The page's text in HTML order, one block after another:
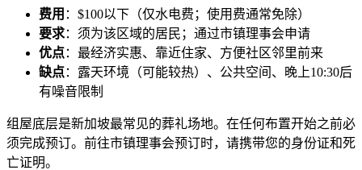
费用 ：$100以下（仅水电费；使用费通常免除）
要求：须为该区域的居民；通过市镇理事会申请
优点：最经济实惠、靠近住家、方便社区邻里前来
缺点：露天环境（可能较热）、公共空间、晚上10:30后
有噪音限制
组屋底层是新加坡最常见的葬礼场地。在任何布置开始之前必
须完成预订。前往市镇理事会预订时，请携带您的身份证和死
亡证明。